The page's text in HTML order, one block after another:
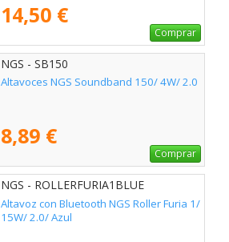
14,50 €
Comprar
NGS - SB150
Altavoces NGS Soundband 150/ 4W/ 2.0
8,89 €
Comprar
NGS - ROLLERFURIA1BLUE
Altavoz con Bluetooth NGS Roller Furia 1/
15W/ 2.0/ Azul